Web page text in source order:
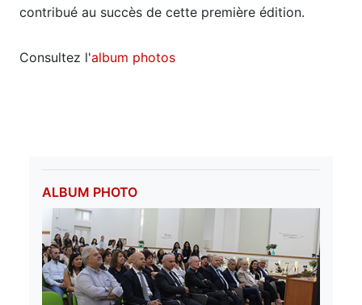
contribué au succès de cette première édition.
Consultez l'album photos
ALBUM PHOTO